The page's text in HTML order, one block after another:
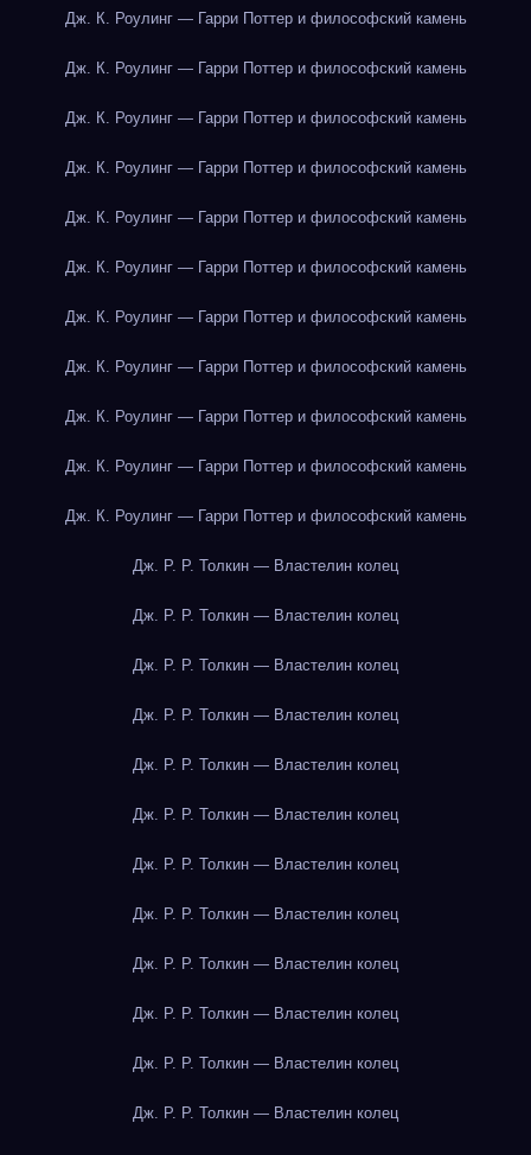
Дж. К. Роулинг — Гарри Поттер и философский камень
Дж. К. Роулинг — Гарри Поттер и философский камень
Дж. К. Роулинг — Гарри Поттер и философский камень
Дж. К. Роулинг — Гарри Поттер и философский камень
Дж. К. Роулинг — Гарри Поттер и философский камень
Дж. К. Роулинг — Гарри Поттер и философский камень
Дж. К. Роулинг — Гарри Поттер и философский камень
Дж. К. Роулинг — Гарри Поттер и философский камень
Дж. К. Роулинг — Гарри Поттер и философский камень
Дж. К. Роулинг — Гарри Поттер и философский камень
Дж. К. Роулинг — Гарри Поттер и философский камень
Дж. Р. Р. Толкин — Властелин колец
Дж. Р. Р. Толкин — Властелин колец
Дж. Р. Р. Толкин — Властелин колец
Дж. Р. Р. Толкин — Властелин колец
Дж. Р. Р. Толкин — Властелин колец
Дж. Р. Р. Толкин — Властелин колец
Дж. Р. Р. Толкин — Властелин колец
Дж. Р. Р. Толкин — Властелин колец
Дж. Р. Р. Толкин — Властелин колец
Дж. Р. Р. Толкин — Властелин колец
Дж. Р. Р. Толкин — Властелин колец
Дж. Р. Р. Толкин — Властелин колец